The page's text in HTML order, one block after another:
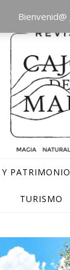
PATRIMONIO
TURISMO
Bienvenid@